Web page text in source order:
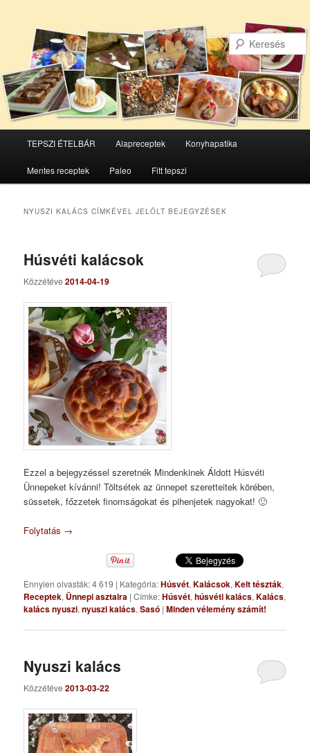
Tovább
az
elsődleges
Tovább
a
másodlagos
TEPSZI ÉTELBÁR Alapreceptek Konyhapatika
Mentes receptek Paleo Fitt tepszi
NYUSZI KALÁCS CÍMKÉVEL JELÖLT BEJEGYZÉSEK
Húsvéti kalácsok
Közzétéve2014-04-19
Ezzel a bejegyzéssel szeretnék Mindenkinek Áldott Húsvéti
Ünnepeket kívánni! Töltsétek az ünnepet szeretteitek körében,
süssetek, főzzetek finomságokat és pihenjetek nagyokat! 🙂
Folytatás →
Ennyien olvasták: 4 619 | Kategória:Húsvét,Kalácsok,Kelt tészták,
Receptek, Ünnepi asztalra |Címke:Húsvét,húsvéti kalács,Kalács,
kalács nyuszi,nyuszi kalács,Sasó |Minden vélemény számít!
Nyuszi kalács
Közzétéve2013-03-22